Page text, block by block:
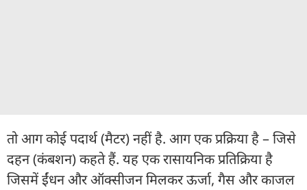
तो आग कोई पदार्थ (मैटर) नहीं है. आग एक प्रक्रिया है – जिसे
दहन (कंबशन) कहते हैं. यह एक रासायनिक प्रतिक्रिया है
जिसमें ईंधन और ऑक्सीजन मिलकर ऊर्जा, गैस और काजल